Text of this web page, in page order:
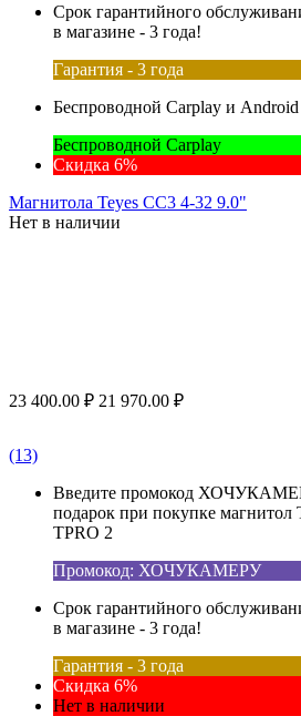
Срок гарантийного
в магазине - 3 года!
Гарантия - 3 года
Беспроводной Carplay и Android
Беспроводной Carplay
Скидка 6%
Магнитола Teyes CC3 4-32 9.0"
Нет в наличии
23 400.00 ₽ 21 970.00 ₽
(13)
Введите промокод
подарок при покупке магнитол
TPRO 2
Промокод: ХОЧУКАМЕРУ
Срок гарантийного
в магазине - 3 года!
Гарантия - 3 года
Скидка 6%
Нет в наличии